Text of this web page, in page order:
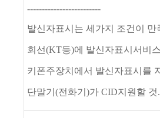
-------------------------
발신자표시는 세가지 조건이 만
회선(KT등)에 발신자표시서비
키폰주장치에서 발신자표시를
단말기(전화기)가 CID지원할 것